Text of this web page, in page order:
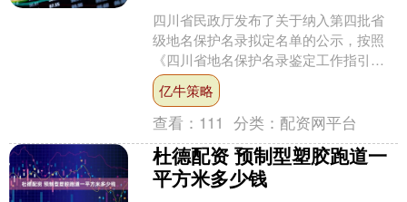
四川省民政厅发布了关于纳入第四批省
级地名保护名录拟定名单的公示，按照
《四川省地名保护名录鉴定工作指引》
相关要求评选出了55个第四批省级地名
保护名录，涵盖千年古县....
亿牛策略
查看： 111 分类： 配资网平台
杜德配资 预制型塑胶跑道一
平方米多少钱